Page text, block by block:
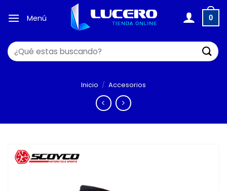
Menú 0
Buscar
por:
Inicio / Accesorios